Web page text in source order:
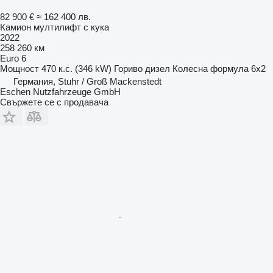
82 900 € ≈ 162 400 лв.
Камион мултилифт с кука
2022
258 260 км
Euro 6
Мощност 470 к.с. (346 kW) Гориво дизел Колесна формула 6x2
Германия, Stuhr / Groß Mackenstedt
Eschen Nutzfahrzeuge GmbH
Свържете се с продавача